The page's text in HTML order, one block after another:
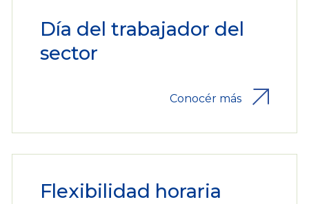
Día del trabajador del
sector
Conocér más
Flexibilidad horaria